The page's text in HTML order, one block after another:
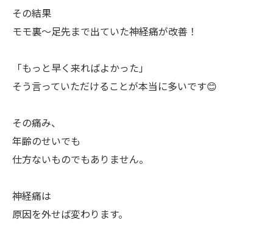
その結果
モモ裏〜足先まで出ていた神経痛が改善！
「もっと早く来ればよかった」
そう言っていただけることが本当に多いです😊
その痛み、
年齢のせいでも
仕方ないものでもありません。
神経痛は
原因を外せば変わります。